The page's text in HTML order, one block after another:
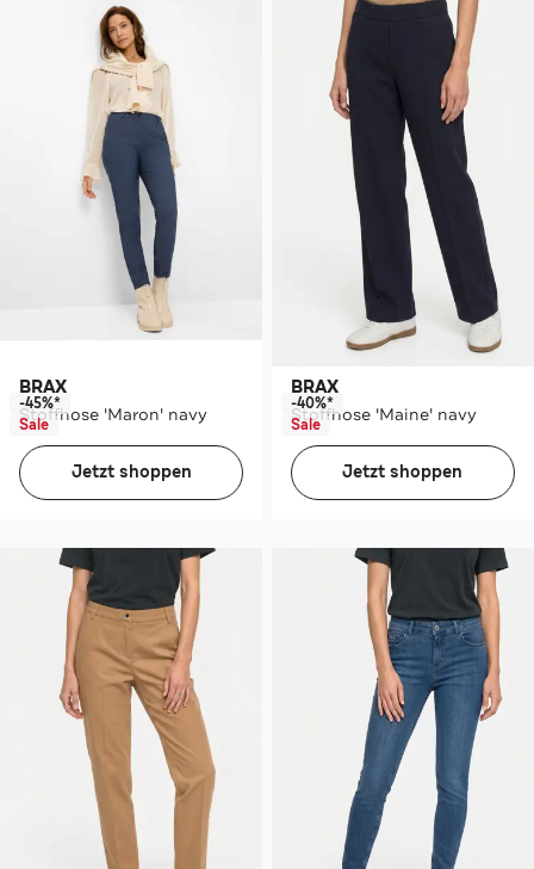
BRAX
Stoffhose 'Maron' navy
-45%*
Sale
Jetzt shoppen
BRAX
Stoffhose 'Maine' navy
-40%*
Sale
Jetzt shoppen